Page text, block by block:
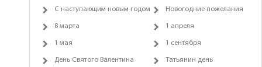
С наступающим новым годом Новогодние пожелания
8 марта 1 апреля
1 мая 1 сентября
День Святого Валентина Татьянин день